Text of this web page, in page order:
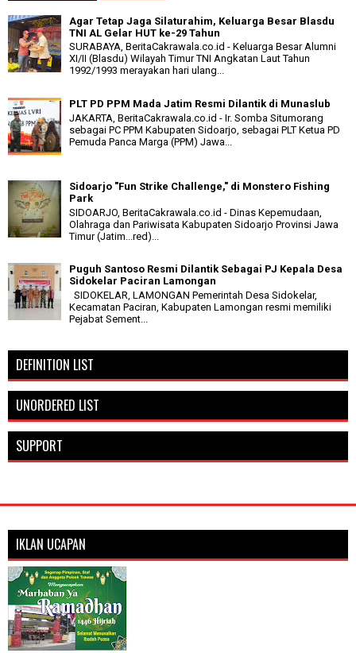
Agar Tetap Jaga Silaturahim, Keluarga Besar Blasdu
TNI AL Gelar HUT ke-29 Tahun
SURABAYA, BeritaCakrawala.co.id - Keluarga Besar Alumni
XI/II (Blasdu) Wilayah Timur TNI Angkatan Laut Tahun
1992/1993 merayakan hari ulang...
PLT PD PPM Mada Jatim Resmi Dilantik di Munaslub
JAKARTA, BeritaCakrawala.co.id - Ir. Somba Situmorang
sebagai PC PPM Kabupaten Sidoarjo, sebagai PLT Ketua PD
Pemuda Panca Marga (PPM) Jawa...
Sidoarjo "Fun Strike Challenge," di Monstero Fishing
Park
SIDOARJO, BeritaCakrawala.co.id - Dinas Kepemudaan,
Olahraga dan Pariwisata Kabupaten Sidoarjo Provinsi Jawa
Timur (Jatim...red)...
Puguh Santoso Resmi Dilantik Sebagai PJ Kepala Desa
Sidokelar Paciran Lamongan
SIDOKELAR, LAMONGAN Pemerintah Desa Sidokelar,
Kecamatan Paciran, Kabupaten Lamongan resmi memiliki
Pejabat Sement...
DEFINITION LIST
UNORDERED LIST
SUPPORT
IKLAN UCAPAN